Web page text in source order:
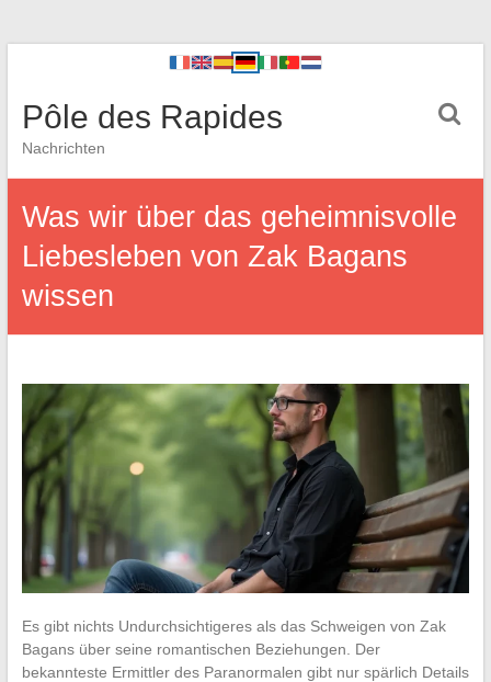
Pôle des Rapides
Nachrichten
Was wir über das geheimnisvolle
Liebesleben von Zak Bagans
wissen
Es gibt nichts Undurchsichtigeres als das Schweigen von Zak
Bagans über seine romantischen Beziehungen. Der
bekannteste Ermittler des Paranormalen gibt nur spärlich Details